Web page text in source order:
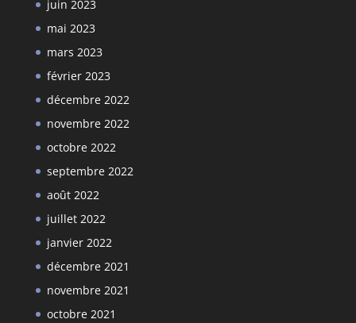
juin 2023
mai 2023
mars 2023
février 2023
décembre 2022
novembre 2022
octobre 2022
septembre 2022
août 2022
juillet 2022
janvier 2022
décembre 2021
novembre 2021
octobre 2021